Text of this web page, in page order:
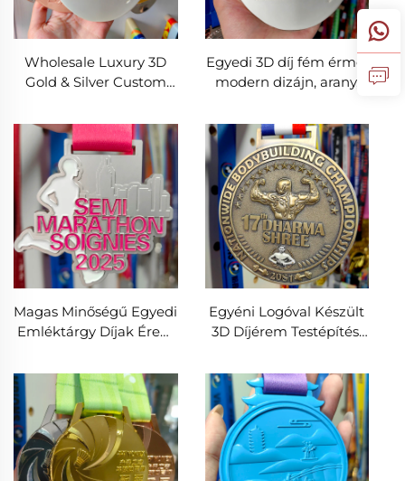
Wholesale Luxury 3D
Gold & Silver Custom
Medal Modern Style for
Sports
Egyedi 3D díj fém érme,
modern dizájn, arany,
versenyekhez
Magas Minőségű Egyedi
Emléktárgy Díjak Érem
Célbaérkezési Érem
Országúti Kerékpár
Hegyi Kerékpár
Kerékpározási Érmek
Egyéni Logóval Készült
3D Díjérem Testépítés,
Fém Sportérem